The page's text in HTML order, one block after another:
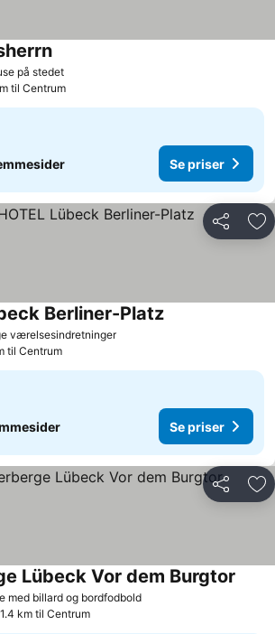
på stedet
til Centrum
Se priser
Del
værelsesindretninger
Berliner-Platz
til Centrum
Se priser
Del
med billard og bordfodbold
Lübeck Vor dem Burgtor
1.4 km til Centrum